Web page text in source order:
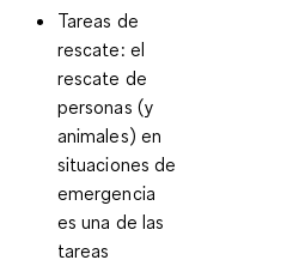
Tareas de
rescate: el
rescate de
personas (y
animales) en
situaciones de
emergencia
es una de las
tareas